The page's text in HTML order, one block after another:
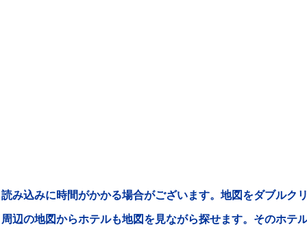
読み込みに時間がかかる場合がございます。地図をダブルク
周辺の地図からホテルも地図を見ながら探せます。そのホテ